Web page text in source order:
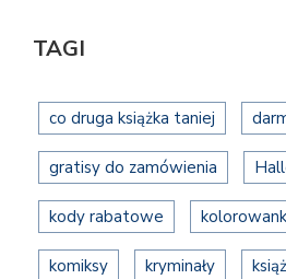
TAGI
co druga książka taniej
gratisy do zamówienia
kody rabatowe
komiksy kryminały